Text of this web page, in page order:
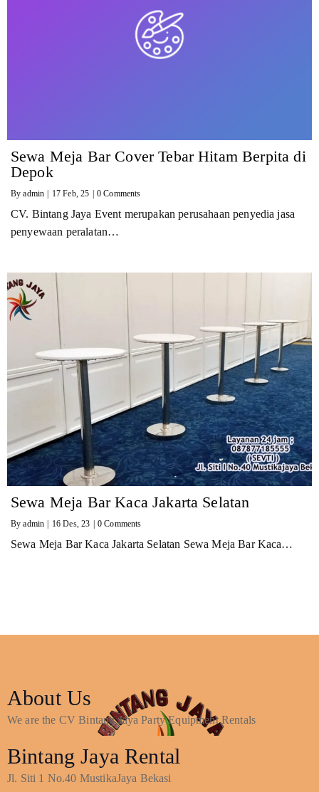
Sewa Meja Bar Cover Tebar Hitam Berpita di
Depok
Byadmin 17 Feb, 25 0 Comments
CV. Bintang Jaya Event merupakan perusahaan penyedia jasa
penyewaan peralatan…
Sewa Meja Bar Kaca Jakarta Selatan
Byadmin | 16 Des, 23 | 0 Comments
Sewa Meja Bar Kaca Jakarta Selatan Sewa Meja Bar Kaca…
About Us
We are the CV Bintang Jaya Party Equipment Rentals
Bintang Jaya Rental
Jl. Siti 1 No.40 MustikaJaya Bekasi